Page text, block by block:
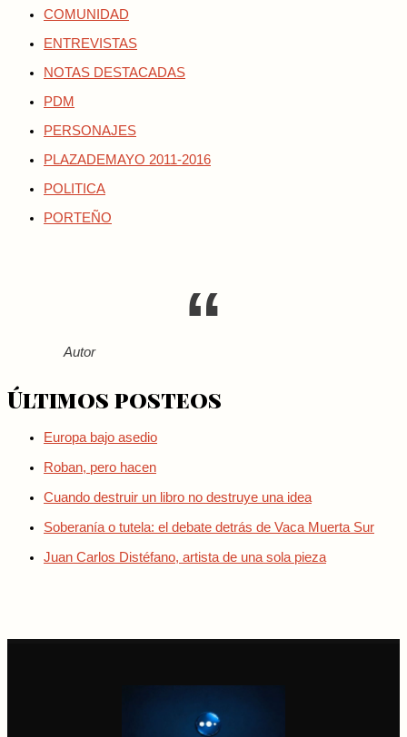
COMUNIDAD
ENTREVISTAS
NOTAS DESTACADAS
PDM
PERSONAJES
PLAZADEMAYO 2011-2016
POLITICA
PORTEÑO
Autor
Últimos posteos
Europa bajo asedio
Roban, pero hacen
Cuando destruir un libro no destruye una idea
Soberanía o tutela: el debate detrás de Vaca Muerta Sur
Juan Carlos Distéfano, artista de una sola pieza